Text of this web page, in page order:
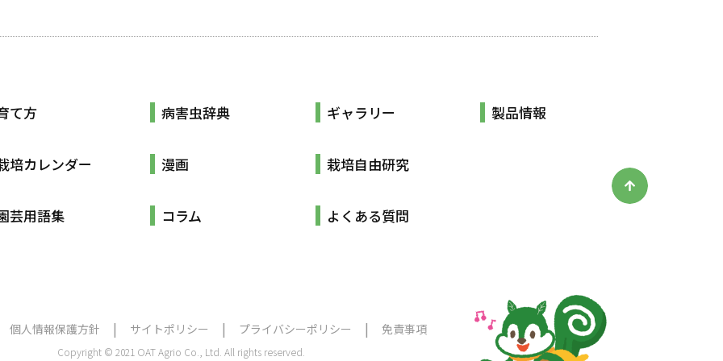
て方
培カレンダー
芸用語集
病害虫辞典
漫画
コラム
ギャラリー
栽培自由研究
よくある質問
製品情報
個人情報保護方針 サイトポリシー プライバシーポリシー 免責事項
Copyright © 2021 OAT Agrio Co., Ltd. All rights reserved.